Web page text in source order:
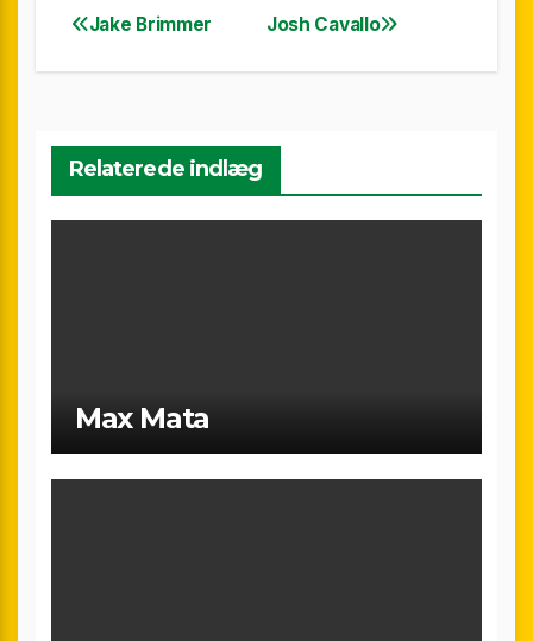
Indlægsnavigation
Josh Cavallo
Jake Brimmer
Relaterede indlæg
Max Mata